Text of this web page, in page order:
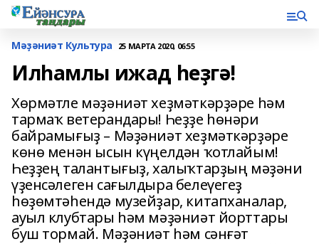
Мәҙәниәт Культура 25 МАРТА 2020, 06:55
Илһамлы ижад һеҙгә!
Хөрмәтле мәҙәниәт хеҙмәткәрҙәре һәм
тармаҡ ветерандары! Һеҙҙе һөнәри
байрамығыҙ – Мәҙәниәт хеҙмәткәрҙәре
көнө менән ысын күңелдән ҡотлайым!
Һеҙҙең талантығыҙ, халыҡтарҙың мәҙәни
үҙенсәлеген сағылдыра белеүегеҙ
һөҙөмтәһендә музейҙар, китапханалар,
ауыл клубтары һәм мәҙәниәт йорттары
буш тормай. Мәҙәниәт һәм сәнғәт